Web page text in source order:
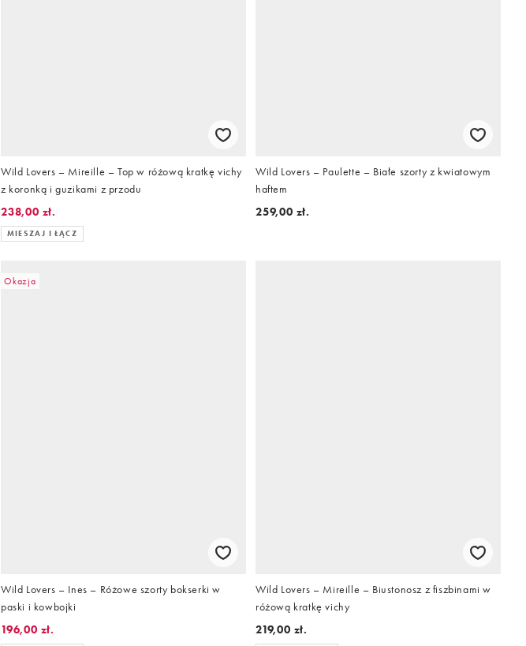
Wild Lovers – Mireille – Top w różową kratkę vichy
z koronką i guzikami z przodu
238,00 zł.
MIESZAJ I ŁĄCZ
Wild Lovers – Paulette – Białe szorty z kwiatowym
haftem
259,00 zł.
Okazja
Wild Lovers – Ines – Różowe szorty bokserki w
paski i kowbojki
196,00 zł.
Wild Lovers – Mireille – Biustonosz z fiszbinami w
różową kratkę vichy
219,00 zł.